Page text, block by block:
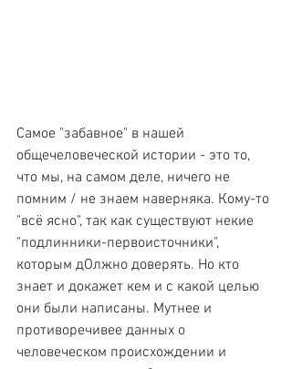
Самое "забавное" в нашей
общечеловеческой истории - это то,
что мы, на самом деле, ничего не
помним / не знаем наверняка. Кому-то
"всё ясно", так как существуют некие
"подлинники-первоисточники",
которым дОлжно доверять. Но кто
знает и докажет кем и с какой целью
они были написаны. Мутнее и
противоречивее данных о
человеческом происхождении и